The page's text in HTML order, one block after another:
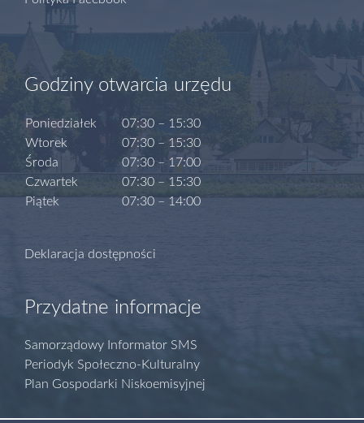
Godziny otwarcia urzędu
Poniedziałek
Wtorek
Środa
Czwartek
Piątek
07:30 – 15:30
07:30 – 15:30
07:30 – 17:00
07:30 – 15:30
07:30 – 14:00
Deklaracja dostępności
Przydatne informacje
Samorządowy Informator SMS
Periodyk Społeczno-Kulturalny
Plan Gospodarki Niskoemisyjnej